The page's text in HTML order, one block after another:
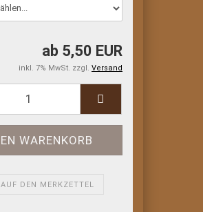
ab 5,50 EUR
inkl. 7% MwSt. zzgl. Versand
AUF DEN MERKZETTEL